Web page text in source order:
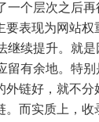
一个层次之后
要表现为网站权
继续提升。就
留有余地。特
外链好，就不分
。而实质上，收